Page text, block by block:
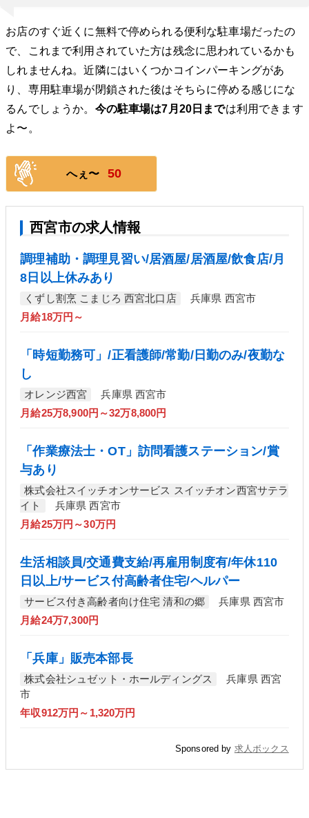
お店のすぐ近くに無料で停められる便利な駐車場だったの
で、これまで利用されていた方は残念に思われているかも
しれませんね。近隣にはいくつかコインパーキングがあ
り、専用駐車場が閉鎖された後はそちらに停める感じにな
るんでしょうか。 今の駐車場は7月20日までは利用できます
よ〜。
へぇ〜 50
西宮市の求人情報
調理補助・調理見習い/居酒屋/居酒屋/飲食店/月
8日以上休みあり
くずし割烹 こまじろ 西宮北口店
兵庫県 西宮市
月給18万円～
「時短勤務可」/正看護師/常勤/日勤のみ/夜勤な
し
オレンジ西宮
兵庫県 西宮市
月給25万8,900円～32万8,800円
「作業療法士・OT」訪問看護ステーション/賞
与あり
株式会社スイッチオンサービス スイッチオン西宮サテラ
イト
兵庫県 西宮市
月給25万円～30万円
生活相談員/交通費支給/再雇用制度有/年休110
日以上/サービス付高齢者住宅/ヘルパー
サービス付き高齢者向け住宅 清和の郷
兵庫県 西宮市
月給24万7,300円
「兵庫」販売本部長
株式会社シュゼット・ホールディングス
兵庫県 西宮
市
年収912万円～1,320万円
Sponsored by 求人ボックス